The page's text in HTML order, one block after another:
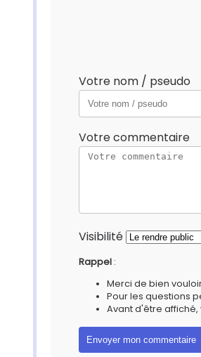
Votre nom / pseudo
Votre commentaire
Visibilité
Rappel :
Merci de bien
Pour les questions
Avant d'être